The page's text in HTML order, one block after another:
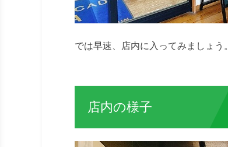
では早速、店内に入ってみましょう。
店内の様子